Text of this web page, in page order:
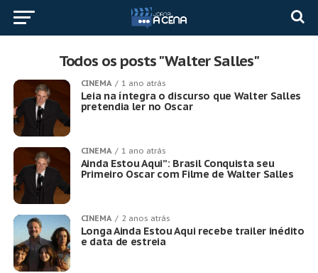
Todos os posts "Walter Salles"
CINEMA 1 ano atrás
Leia na íntegra o discurso que Walter Salles
pretendia ler no Oscar
CINEMA 1 ano atrás
Ainda Estou Aqui”: Brasil Conquista seu
Primeiro Oscar com Filme de Walter Salles
CINEMA 2 anos atrás
Longa Ainda Estou Aqui recebe trailer inédito
e data de estreia